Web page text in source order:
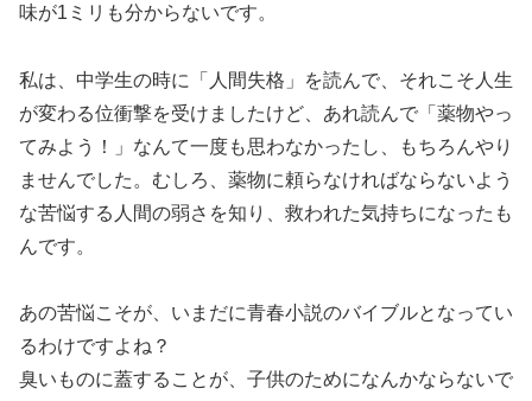
味が1ミリも分からないです。
私は、中学生の時に「人間失格」を読んで、それこそ人生
が変わる位衝撃を受けましたけど、あれ読んで「薬物やっ
てみよう！」なんて一度も思わなかったし、もちろんやり
ませんでした。むしろ、薬物に頼らなければならないよう
な苦悩する人間の弱さを知り、救われた気持ちになったも
んです。
あの苦悩こそが、いまだに青春小説のバイブルとなってい
るわけですよね？
臭いものに蓋することが、子供のためになんかならないで